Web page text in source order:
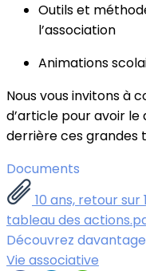
Outils et
l’association
Animations
Nous vous invitons à
d’article pour avoir
derrière ces grandes
Documents
10 ans, retour
tableau des
Découvrez
Vie associative